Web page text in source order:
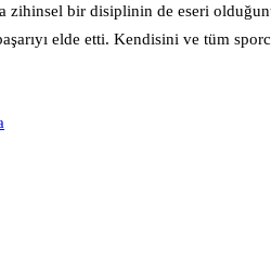
zihinsel bir disiplinin de eseri
elde etti. Kendisini ve tüm